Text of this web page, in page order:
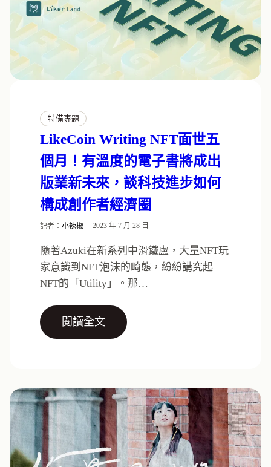
特備專題
LikeCoin Writing NFT面世五
個月！有溫度的電子書將成出
版業新未來，談科技進步如何
構成創作者經濟圈
記者： 小辣椒 2023 年 7 月 28 日
隨著Azuki在新系列中滑鐵盧，大量NFT玩
家意識到NFT泡沫的畸態，紛紛講究起
NFT的「Utility」。那…
閱讀全文